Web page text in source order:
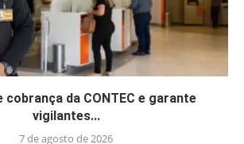
cobrança da CONTEC e garante
vigilantes...
7 de agosto de 2026